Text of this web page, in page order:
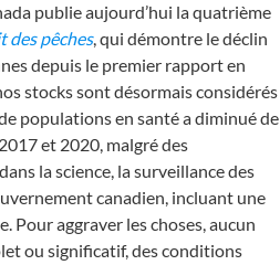
publie aujourd’hui la quatrième
des pêches, qui démontre le déclin
depuis le premier rapport en
stocks sont désormais considérés
populations en santé a diminué de
et 2020, malgré des
la science, la surveillance des
canadien, incluant une
Pour aggraver les choses, aucun
ou significatif, des conditions